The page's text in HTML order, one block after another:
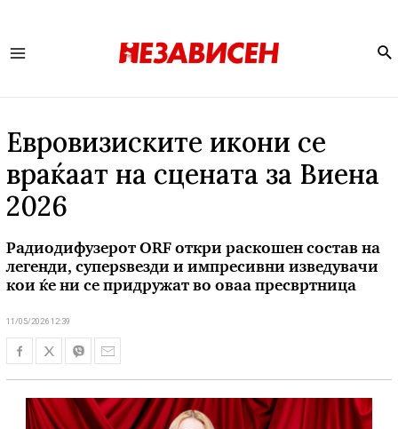
Евровизиските икони се
враќаат на сцената за Виена
2026
Радиодифузерот ORF откри раскошен состав на
легенди, суперѕвезди и импресивни изведувачи
кои ќе ни се придружат во оваа пресвртница
11/05/2026 12:39